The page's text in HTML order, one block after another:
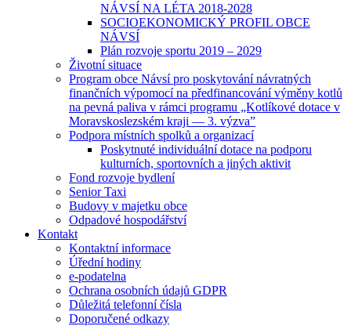
NÁVSÍ NA LÉTA 2018-2028
SOCIOEKONOMICKÝ PROFIL OBCE
NÁVSÍ
Plán rozvoje sportu 2019 – 2029
Životní situace
Program obce Návsí pro poskytování návratných
finančních výpomocí na předfinancování výměny kotlů
na pevná paliva v rámci programu „Kotlíkové dotace v
Moravskoslezském kraji — 3. výzva”
Podpora místních spolků a organizací
Poskytnuté individuální dotace na podporu
kulturních, sportovních a jiných aktivit
Fond rozvoje bydlení
Senior Taxi
Budovy v majetku obce
Odpadové hospodářství
Kontakt
Kontaktní informace
Úřední hodiny
e-podatelna
Ochrana osobních údajů GDPR
Důležitá telefonní čísla
Doporučené odkazy